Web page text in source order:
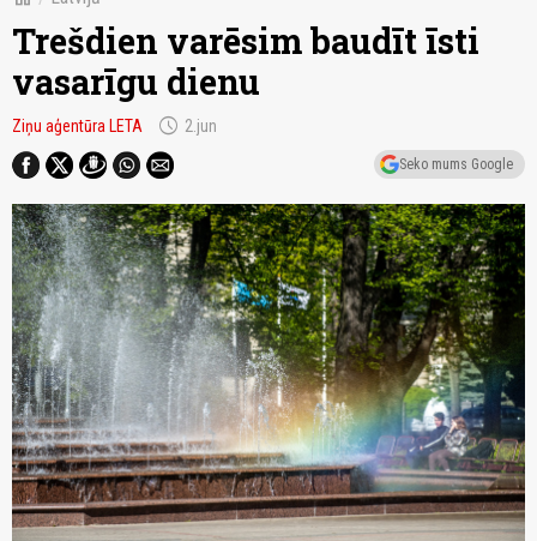
Trešdien varēsim baudīt īsti
vasarīgu dienu
Ziņu aģentūra LETA schedule 2.jun
Seko mums Google